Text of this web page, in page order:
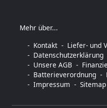
Mehr über...
Kontakt
Liefer- und
Datenschutzerklärung
Unsere AGB
Batterieverordnung
Impressum
Sitemap